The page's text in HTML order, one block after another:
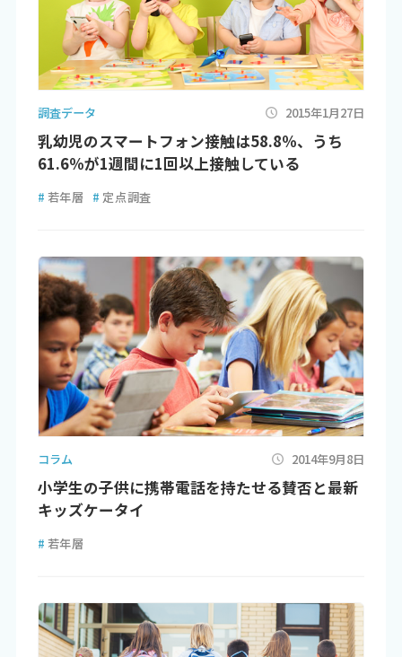
調査データ 2015年1月27日
乳幼児のスマートフォン接触は58.8％、うち
61.6％が1週間に1回以上接触している
# 若年層 # 定点調査
コラム 2014年9月8日
小学生の子供に携帯電話を持たせる賛否と最新
キッズケータイ
# 若年層